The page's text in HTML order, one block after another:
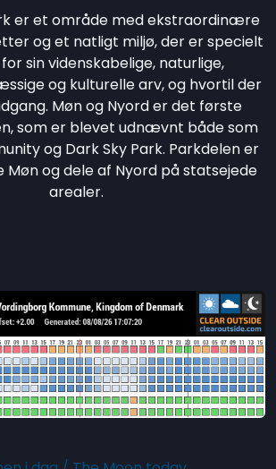
er et område med ekstraordinære
og et natligt miljø, der er specielt
sin videnskabelige, naturlige,
og kulturelle arv, og hvortil der
Møn og Nyord er det første
som er blevet udnævnt både som
og Dark Sky Park. Parkdelen er
Møn og dele af Nyord på statsejede
arealer.